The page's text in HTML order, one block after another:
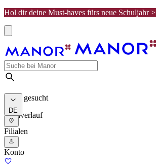
Hol dir deine Must-haves fürs neue Schuljahr >
Meist gesucht
Suchverlauf
DE
Filialen
Konto